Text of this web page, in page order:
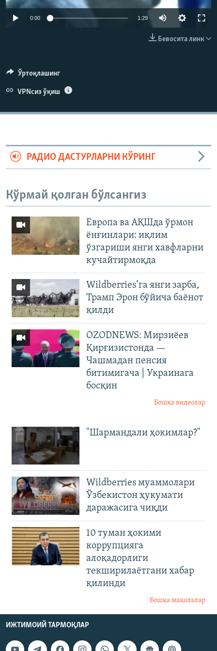
0:00 1:29
Бевосита линк
Ўртоқлашинг
VPNсиз ўқиш
РАДИО ДАСТУРЛАРНИ КЎРИНГ
Кўрмай қолган бўлсангиз
Европа ва АҚШда ўрмон
ёнғинлари: иқлим
ўзгариши янги хавфларни
кучайтирмоқда
Wildberries’га янги зарба,
Трамп Эрон бўйича баёнот
қилди
OZODNEWS: Мирзиёев
Қирғизистонда —
Чашмадан пенсия
битимигача | Украинага
босқин
Бошқа видеолар
"Шармандали ҳокимлар?"
Wildberries муаммолари
Ўзбекистон ҳукумати
даражасига чиқди
10 туман ҳокими
коррупцияга
алоқадорлиги
текширилаётгани хабар
қилинди
Бошқа мақолалар
ИЖТИМОИЙ ТАРМОҚЛАР